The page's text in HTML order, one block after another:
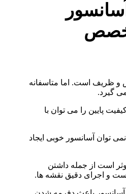
و ظریف است. اما متاسفانه
گیرد.
پایین را می توان با
توان آسانسور خوبی ایجاد
است از جمله داشتن
و اجرای دقیق نقشه ها.